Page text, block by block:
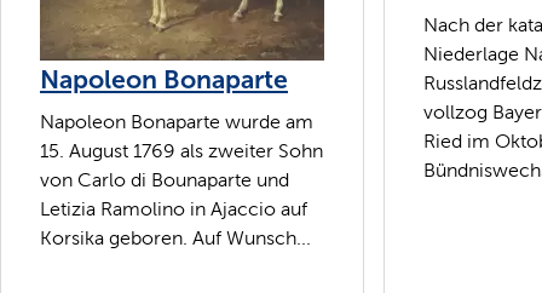
Napoleon Bonaparte
Napoleon Bonaparte wurde am
15. August 1769 als zweiter Sohn
von Carlo di Bounaparte und
Letizia Ramolino in Ajaccio auf
Korsika geboren. Auf Wunsch...
Nach der
Niederlage
vollzog
Ried im